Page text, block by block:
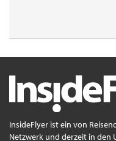
InsideFlyer ist ein von
Netzwerk und derzeit in den